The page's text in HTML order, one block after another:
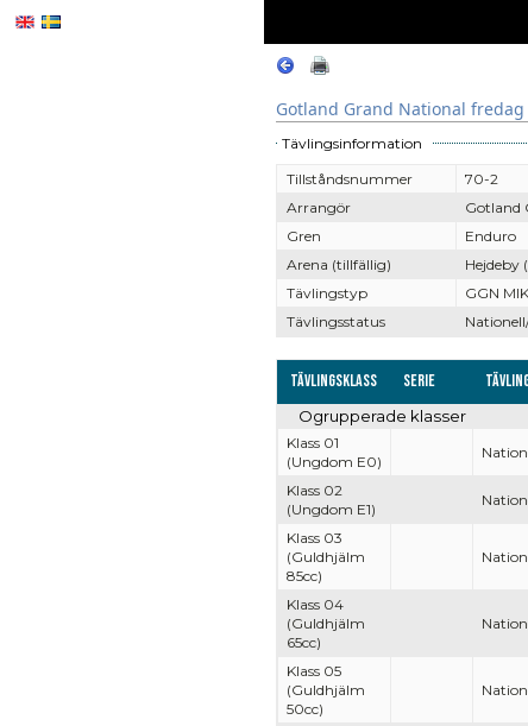
Gotland Grand National fredag
Tävlingsinformation
Tillståndsnummer
70-2
Arrangör
Gotland
Gren
Enduro
Arena (tillfällig)
Hejdeby
Tävlingstyp
GGN
Tävlingsstatus
Tävlingsklass Serie
Ogrupperade klasser
Klass 01
(Ungdom E0)
Klass 02
(Ungdom E1)
Klass 03
(Guldhjälm
85cc)
Klass 04
(Guldhjälm
65cc)
Klass 05
(Guldhjälm
50cc)